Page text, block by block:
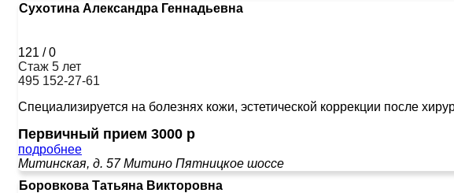
Сухотина Александра Геннадьевна
121 /0
Стаж 5 лет
495 152-27-61
Специализируется на болезнях кожи, эстетической коррекции после
Первичный прием 3000 р
подробнее
Митинская, д. 57Митино Пятницкое шоссе
Боровкова Татьяна Викторовна